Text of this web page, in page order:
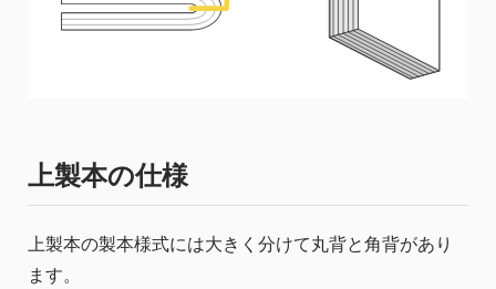
上製本の仕様
上製本の製本様式には大きく分けて丸背と角背があり
ます。